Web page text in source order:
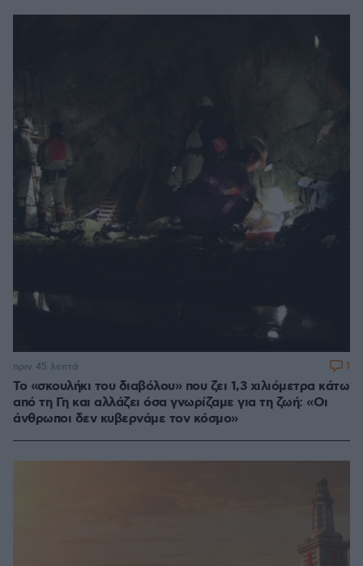
Το «σκουλήκι του διαβόλου» που ζει 1,3 χιλιόμετρα κάτω
από τη Γη και αλλάζει όσα γνωρίζαμε για τη ζωή: «Οι
άνθρωποι δεν κυβερνάμε τον κόσμο»
πριν 45 λεπτά 1